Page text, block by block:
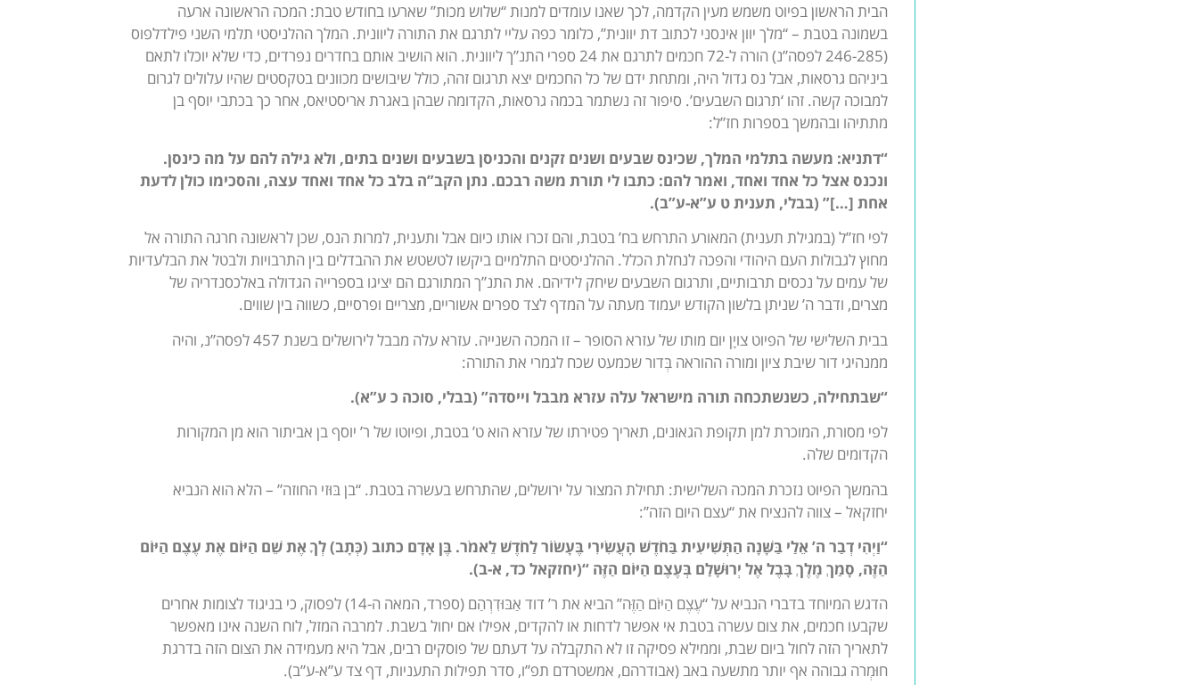
הבית הראשון בפיוט משמש מעין הקדמה, לכך שאנו עומדים למנות “שלוש מכות” שארעו בחודש טבת: המכה הראשונה ארעה
בשמונה בטבת – “מלך יוון אינסני לכתוב דת יוונית”, כלומר כפה עליי לתרגם את התורה ליוונית. המלך ההלניסטי תלמי השני פילדלפוס
(246-285 לפסה”נ) הורה ל-72 חכמים לתרגם את 24 ספרי התנ”ך ליוונית. הוא הושיב אותם בחדרים נפרדים, כדי שלא יוכלו לתאם
ביניהם גרסאות, אבל נס גדול היה, ומתחת ידם של כל החכמים יצא תרגום זהה, כולל שיבושים מכוונים בטקסטים שהיו עלולים לגרום
למבוכה קשה. זהו ‘תרגום השבעים’. סיפור זה נשתמר בכמה גרסאות, הקדומה שבהן באגרת אריסטיאס, אחר כך בכתבי יוסף בן
מתתיהו ובהמשך בספרות חז”ל:
“דתניא: מעשה בתלמי המלך, שכינס שבעים ושנים זקנים והכניסן בשבעים ושנים בתים, ולא גילה להם על מה כינסן.
ונכנס אצל כל אחד ואחד, ואמר להם: כתבו לי תורת משה רבכם. נתן הקב”ה בלב כל אחד ואחד עצה, והסכימו כולן לדעת
אחת […]” (בבלי, תענית ט ע”א-ע”ב).
לפי חז”ל (במגילת תענית) המאורע התרחש בח’ בטבת, והם זכרו אותו כיום אבל ותענית, למרות הנס, שכן לראשונה חרגה התורה אל
מחוץ לגבולות העם היהודי והפכה לנחלת הכלל. ההלניסטים התלמיים ביקשו לטשטש את ההבדלים בין התרבויות ולבטל את הבלעדיות
של עמים על נכסים תרבותיים, ותרגום השבעים שיחק לידיהם. את התנ”ך המתורגם הם יציגו בספרייה הגדולה באלכסנדריה של
מצרים, ודבר ה’ שניתן בלשון הקודש יעמוד מעתה על המדף לצד ספרים אשוריים, מצריים ופרסיים, כשווה בין שווים.
בבית השלישי של הפיוט צויָן יום מותו של עזרא הסופר – זו המכה השנייה. עזרא עלה מבבל לירושלים בשנת 457 לפסה”נ, והיה
ממנהיגי דור שיבת ציון ומורה ההוראה בְּדור שכמעט שכח לגמרי את התורה:
“שבתחילה, כשנשתכחה תורה מישראל עלה עזרא מבבל וייסדה” (בבלי, סוכה כ ע”א).
לפי מסורת, המוכרת למן תקופת הגאונים, תאריך פטירתו של עזרא הוא ט’ בטבת, ופיוטו של ר’ יוסף בן אביתור הוא מן המקורות
הקדומים שלה.
בהמשך הפיוט נזכרת המכה השלישית: תחילת המצור על ירושלים, שהתרחש בעשרה בטבת. “בן בּוּזי החוזה” – הלא הוא הנביא
יחזקאל – צווה להנציח את “עצם היום הזה”:
“וַיְהִי דְבַר ה’ אֵלַי בַּשָּׁנָה הַתְּשִׁיעִית בַּחֹדֶשׁ הָעֲשִׂירִי בֶּעָשׂוֹר לַחֹדֶשׁ לֵאמֹר. בֶּן אָדָם כתוב (כְּתָב) לְךָ אֶת שֵׁם הַיּוֹם אֶת עֶצֶם הַיּוֹם
הַזֶּה, סָמַךְ מֶלֶךְ בָּבֶל אֶל יְרוּשָׁלִַם בְּעֶצֶם הַיּוֹם הַזֶּה “(יחזקאל כד, א-ב).
הדגש המיוחד בדברי הנביא על “עֶצֶם הַיּוֹם הַזֶּה” הביא את ר’ דוד אַבּוּדִרְהַם (ספרד, המאה ה-14) לפסוק, כי בניגוד לצומות אחרים
שקבעו חכמים, את צום עשרה בטבת אי אפשר לדחות או להקדים, אפילו אם יחול בשבת. למרבה המזל, לוח השנה אינו מאפשר
לתאריך הזה לחול ביום שבת, וממילא פסיקה זו לא התקבלה על דעתם של פוסקים רבים, אבל היא מעמידה את הצום הזה בדרגת
חוּמְרה גבוהה אף יותר מתשעה באב (אבודרהם, אמשטרדם תפ”ו, סדר תפילות התעניות, דף צד ע”א-ע”ב).